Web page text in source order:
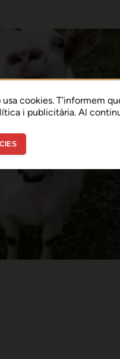
cookies. T'informem
i publicitària. Al